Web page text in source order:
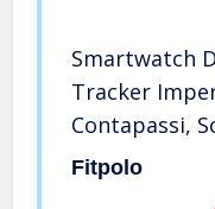
Smartwatch
Tracker
Contapassi,
Fitpolo